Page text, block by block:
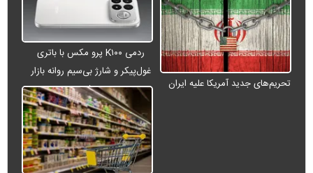
تحریم‌های جدید آمریکا علیه ایران
ردمی K۱۰۰ پرو مکس با باتری
غول‌پیکر و شارژ بی‌سیم روانه بازار
می‌شود